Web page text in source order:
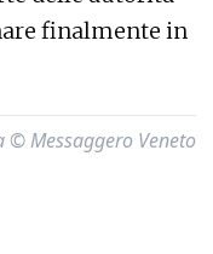
finalmente in
© Messaggero Veneto